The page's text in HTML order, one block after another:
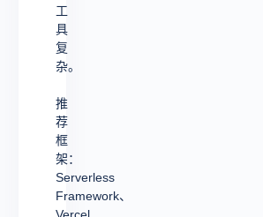
工
具
复
杂。
推
荐
框
架：
Serverless
Framework、